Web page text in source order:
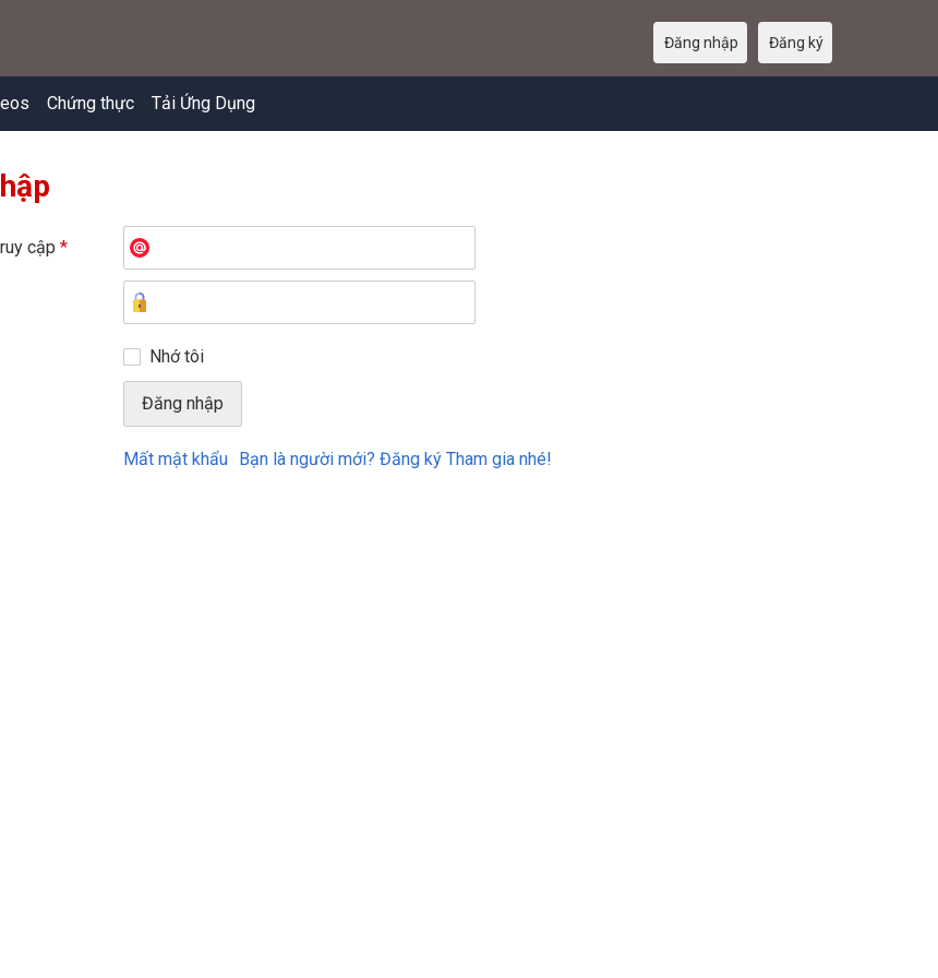
Chứng thực Tải Ứng Dụng
Đăng nhập Đăng ký
cập *
Nhớ tôi
Mất mật khẩu Bạn là người mới? Đăng ký Tham gia nhé!